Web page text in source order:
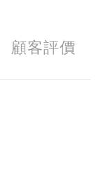
顧客評價